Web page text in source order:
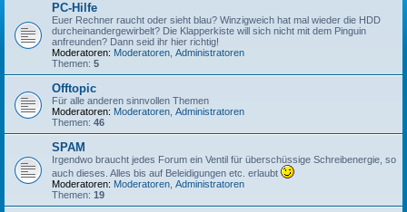
PC-Hilfe
Euer Rechner raucht oder sieht blau? Winzigweich hat mal wieder die HDD
durcheinandergewirbelt? Die Klapperkiste will sich nicht mit dem Pinguin
anfreunden? Dann seid ihr hier richtig!
Moderatoren: Moderatoren Administratoren
Themen: 5
Offtopic
Für alle anderen sinnvollen Themen
Moderatoren: Moderatoren Administratoren
Themen: 46
SPAM
Irgendwo braucht jedes Forum ein Ventil für überschüssige Schreibenergie, so
auch dieses. Alles bis auf Beleidigungen etc. erlaubt
Moderatoren: Moderatoren Administratoren
Themen: 19